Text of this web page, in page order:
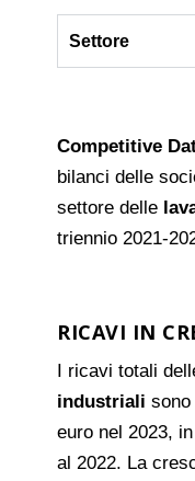
Settore
Competitive
bilanci delle
settore delle
triennio 2021-
RICAVI IN
I ricavi totali
industriali
euro nel 2023,
al 2022. La